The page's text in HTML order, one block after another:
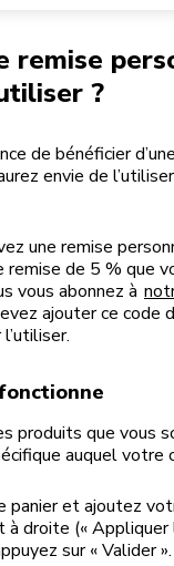
remise
?
de bénéficier
envie de
une remise
de 5 % que
vous abonnez à
ajouter ce code
produits que vous
auquel votre
panier et ajoutez
à droite («
sur « Valider ».